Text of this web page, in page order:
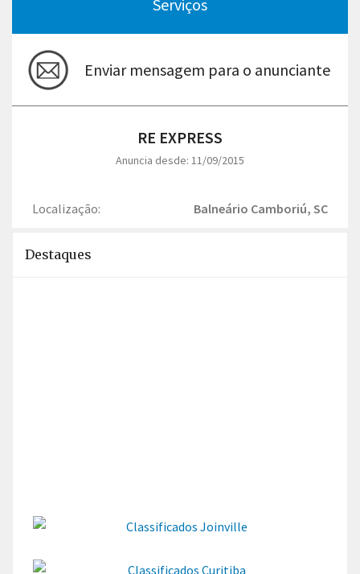
Serviços
Enviar mensagem para o anunciante
RE EXPRESS
Anuncia desde: 11/09/2015
Localização: Balneário Camboriú, SC
Destaques